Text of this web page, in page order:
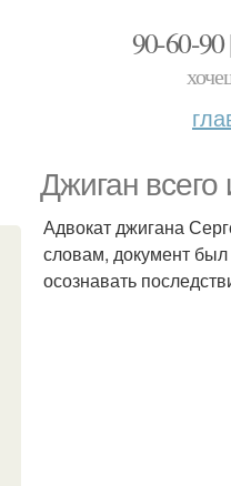
90-60-
Джиган
Адвокат джигана
словам, документ был
осознавать